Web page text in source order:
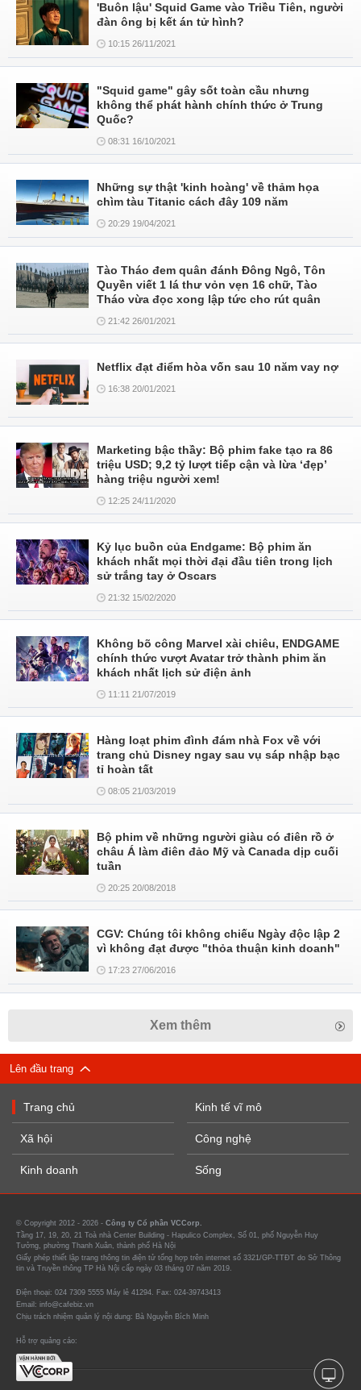
'Buôn lậu' Squid Game vào Triều Tiên, người
đàn ông bị kết án tử hình?
10:15 26/11/2021
"Squid game" gây sốt toàn cầu nhưng
không thể phát hành chính thức ở Trung
Quốc?
08:31 16/10/2021
Những sự thật 'kinh hoàng' về thảm họa
chìm tàu Titanic cách đây 109 năm
20:29 19/04/2021
Tào Tháo đem quân đánh Đông Ngô, Tôn
Quyền viết 1 lá thư vỏn vẹn 16 chữ, Tào
Tháo vừa đọc xong lập tức cho rút quân
21:42 26/01/2021
Netflix đạt điểm hòa vốn sau 10 năm vay nợ
16:38 20/01/2021
Marketing bậc thầy: Bộ phim fake tạo ra 86
triệu USD; 9,2 tỷ lượt tiếp cận và lừa ‘đẹp’
hàng triệu người xem!
12:25 24/11/2020
Kỷ lục buồn của Endgame: Bộ phim ăn
khách nhất mọi thời đại đầu tiên trong lịch
sử trắng tay ở Oscars
21:32 15/02/2020
Không bõ công Marvel xài chiêu, ENDGAME
chính thức vượt Avatar trở thành phim ăn
khách nhất lịch sử điện ảnh
11:11 21/07/2019
Hàng loạt phim đình đám nhà Fox về với
trang chủ Disney ngay sau vụ sáp nhập bạc
tỉ hoàn tất
08:05 21/03/2019
Bộ phim về những người giàu có điên rồ ở
châu Á làm điên đảo Mỹ và Canada dịp cuối
tuần
20:25 20/08/2018
CGV: Chúng tôi không chiếu Ngày độc lập 2
vì không đạt được "thỏa thuận kinh doanh"
17:23 27/06/2016
Xem thêm
Lên đầu trang
Trang chủ
Xã hội
Kinh doanh
Kinh tế vĩ mô
Công nghệ
Sống
© Copyright 2012 - 2026 - Công ty Cổ phần VCCorp.
Tầng 17, 19, 20, 21 Toà nhà Center Building - Hapulico Complex, Số 01, phố Nguyễn Huy
Tưởng, phường Thanh Xuân, thành phố Hà Nội
Giấy phép thiết lập trang thông tin điện tử tổng hợp trên internet số 3321/GP-TTĐT do Sở Thông
tin và Truyền thông TP Hà Nội cấp ngày 03 tháng 07 năm 2019.
Điện thoại: 024 7309 5555 Máy lẻ 41294. Fax: 024-39743413
Email: info@cafebiz.vn
Chịu trách nhiệm quản lý nội dung: Bà Nguyễn Bích Minh
Hỗ trợ quảng cáo: